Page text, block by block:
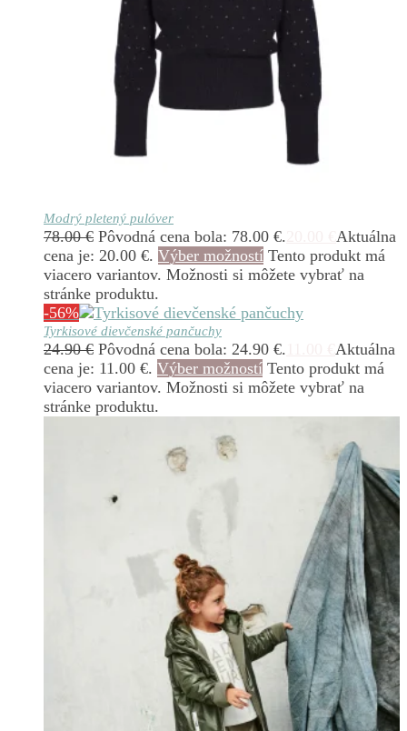
Modrý pletený pulóver
78.00€ Pôvodná cena bola: 78.00 €.
Aktuálna
cena je: 20.00 €. Výber možností Tento produkt má
viacero variantov. Možnosti si môžete vybrať na
stránke produktu.
-56%
Tyrkisové dievčenské pančuchy
24.90€ Pôvodná cena bola: 24.90 €.
Aktuálna
cena je: 11.00 €. Výber možností Tento produkt má
viacero variantov. Možnosti si môžete vybrať na
stránke produktu.